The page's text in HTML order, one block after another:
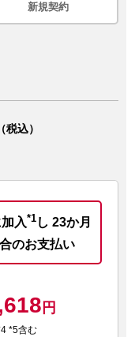
新規契約
税込）
入*1 し 23か月
のお支払い
円
*5含む